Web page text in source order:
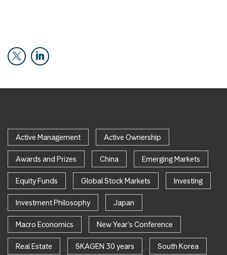
Active Management Active Ownership
Awards and Prizes China Emerging Markets
Equity Funds Global Stock Markets Investing
Investment Philosophy Japan
Macro Economics New Year's Conference
Real Estate SKAGEN 30 years South Korea